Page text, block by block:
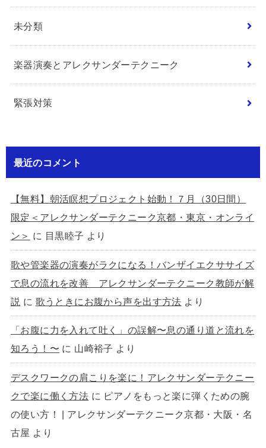
未分類
楽器演奏とアレクサンダーテクニーク
緊張対策
最近のコメント
【無料】朝活瞑想プロジェクト始動！７月（30日間）
限定＜アレクサンダーテクニーク京都・東京・オンライ
ン＞ に 目黒睦子 より
歌や管楽器の演奏がラクになる！バンザイエクササイズ
で息の流れを改善 アレクサンダーテクニーク教師が解
説 に 歌うときにお腹から声を出す方法 より
「お腹に力を入れて吐く」の誤解〜息の通り道と流れを
知ろう！〜 に 山崎裕子 より
デスクワークの肩こりを楽に！アレクサンダーテクニー
クで楽に働く方法 に ピアノをもっと楽に弾くための腕
の使い方！ | アレクサンダーテクニーク京都・大阪・名
古屋 より